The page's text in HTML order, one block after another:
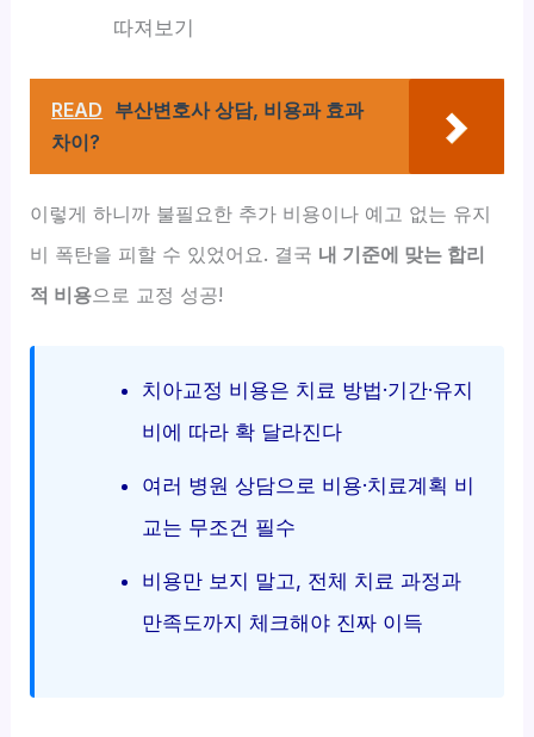
따져보기
READ 부산변호사 상담, 비용과 효과
차이?
이렇게 하니까 불필요한 추가 비용이나 예고 없는 유지
비 폭탄을 피할 수 있었어요. 결국 내 기준에 맞는 합리
적 비용으로 교정 성공!
치아교정 비용은 치료 방법·기간·유지
비에 따라 확 달라진다
여러 병원 상담으로 비용·치료계획 비
교는 무조건 필수
비용만 보지 말고, 전체 치료 과정과
만족도까지 체크해야 진짜 이득